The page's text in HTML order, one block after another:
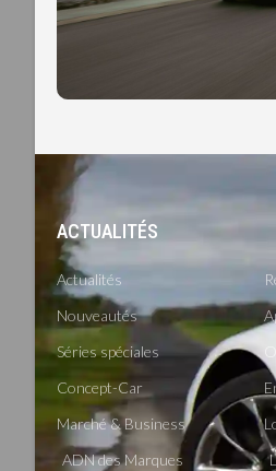
ACTUALITÉS
Actualités
Nouveautés
Séries spéciales
Concept-Car
Marché & Business
ADN des Marques